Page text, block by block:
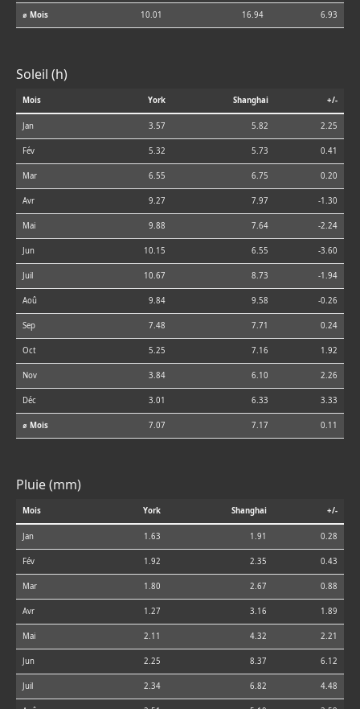
⌀ Mois 10.01 16.94 6.93
Soleil (h)
Mois York Shanghai +/-
Jan 3.57 5.82 2.25
Fév 5.32 5.73 0.41
Mar 6.55 6.75 0.20
Avr 9.27 7.97 -1.30
Mai 9.88 7.64 -2.24
Jun 10.15 6.55 -3.60
Juil 10.67 8.73 -1.94
Aoû 9.84 9.58 -0.26
Sep 7.48 7.71 0.24
Oct 5.25 7.16 1.92
Nov 3.84 6.10 2.26
Déc 3.01 6.33 3.33
⌀ Mois 7.07 7.17 0.11
Pluie (mm)
Mois York Shanghai +/-
Jan 1.63 1.91 0.28
Fév 1.92 2.35 0.43
Mar 1.80 2.67 0.88
Avr 1.27 3.16 1.89
Mai 2.11 4.32 2.21
Jun 2.25 8.37 6.12
Juil 2.34 6.82 4.48